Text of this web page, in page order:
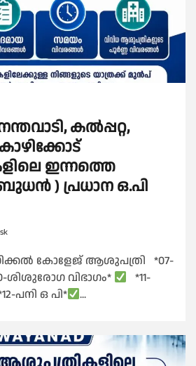
കൽപ്പറ്റ,
ഇന്നത്തെ
ബുധൻ ) പ്രധാന ഒ.പി
കോളേജ് ആശുപത്രി *07-
ശിശുരോഗ വിഭാഗം*
*11-
പനി ഒ പി* ...